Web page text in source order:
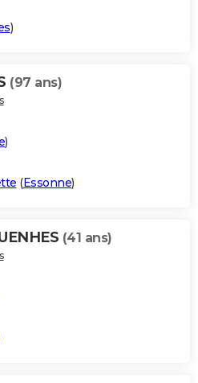
)
(97 ans)
)
(Essonne)
(41 ans)